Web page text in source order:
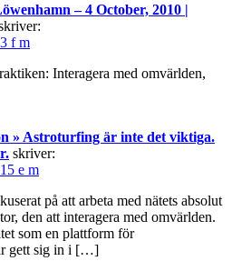
– 4 October, 2010 |
f m
Interagera med omvärlden,
» Astroturfing är inte det viktiga.
skriver:
e m
på att arbeta med nätets absolut
den att interagera med omvärlden.
som en plattform för
gett sig in i […]